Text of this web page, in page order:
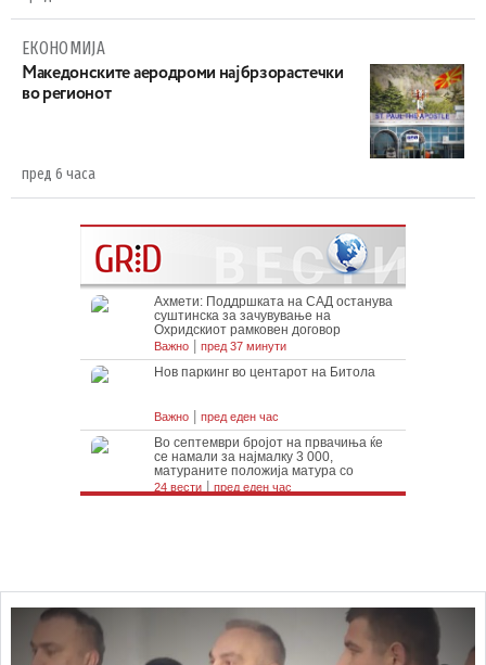
ЕКОНОМИЈА
Maкедонските аеродроми најбрзорастечки
во регионот
пред 6 часа